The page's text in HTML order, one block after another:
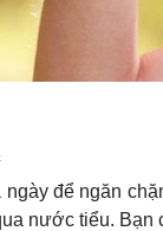
để ngăn
nước tiểu.